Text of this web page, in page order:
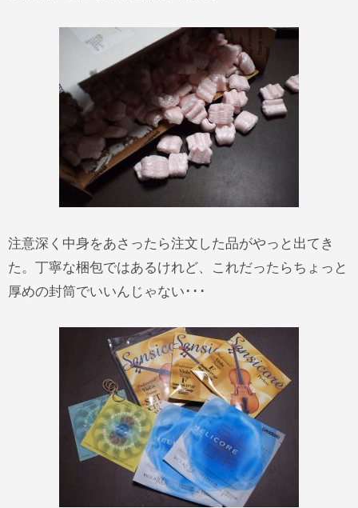
注意深く中身をあさったら注文した品がやっと出てき
た。丁寧な梱包ではあるけれど、これだったらちょっと
厚めの封筒でいいんじゃない･･･